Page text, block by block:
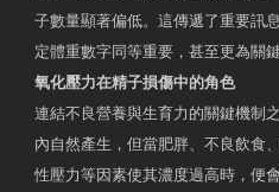
子數量顯著偏低。這傳遞了重要訊
定體重數字同等重要，甚至更為關鍵
氧化壓力在精子損傷中的角色
連結不良營養與生育力的關鍵機制
內自然產生，但當肥胖、不良飲食
性壓力等因素使其濃度過高時，便